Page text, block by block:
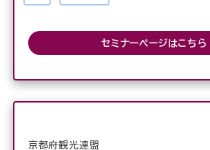
セミナーページはこちら
京都府観光連盟